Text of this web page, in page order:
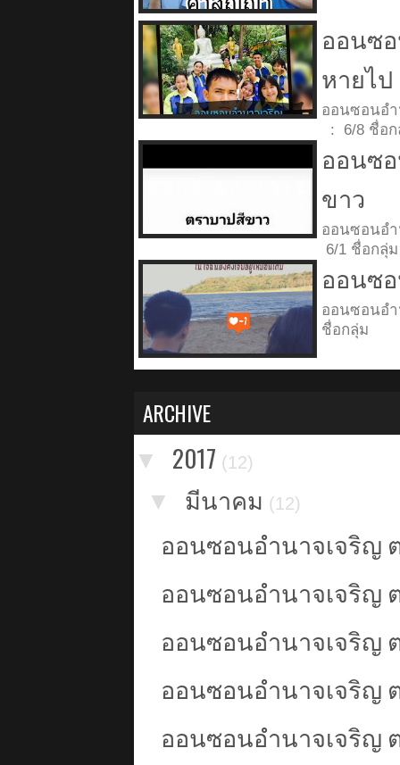
ออนซ
หายไป
ออนซอนอ
: 6/8 ชื่
ออนซ
ขาว
ออนซอน
6/1 ชื่อ
ออนซอ
ออนซอน
ชื่อกลุ่ม
ARCHIVE
▼ 2017 (12)
▼ มีนาคม (12)
ออนซอนอำนาจเจริญ ต
ออนซอนอำนาจเจริญ ต
ออนซอนอำนาจเจริญ ต
ออนซอนอำนาจเจริญ
ออนซอนอำนาจเจริญ